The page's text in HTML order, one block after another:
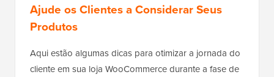
Ajude os Clientes a Considerar Seus
Produtos
Aqui estão algumas dicas para otimizar a jornada do
cliente em sua loja WooCommerce durante a fase de